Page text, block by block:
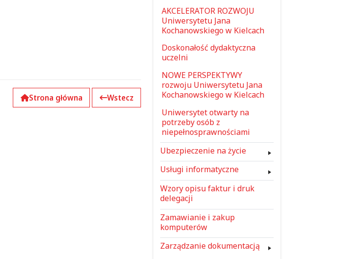
Strona główna Wstecz
AKCELERATOR ROZWOJU
Uniwersytetu Jana
Kochanowskiego w Kielcach
Doskonałość dydaktyczna
uczelni
NOWE PERSPEKTYWY
rozwoju Uniwersytetu Jana
Kochanowskiego w Kielcach
Uniwersytet otwarty na
potrzeby osób z
niepełnosprawnościami
Ubezpieczenie na życie
Usługi informatyczne
Wzory opisu faktur i druk
delegacji
Zamawianie i zakup
komputerów
Zarządzanie dokumentacją